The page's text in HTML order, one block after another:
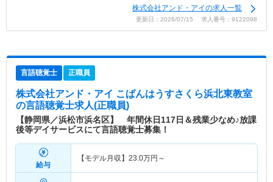
株式会社アンド・アイの求人一覧
更新日：2026/07/15 求人番号：9122098
言語聴覚士 正職員
株式会社アンド・アイ こぱんはうすさくら浜北東教室
の言語聴覚士求人(正職員)
【静岡県／浜松市浜名区】 年間休日117日＆残業少なめ♪放課
後等デイサービスにて言語聴覚士募集！
給与
【モデル月収】 23.0万円～